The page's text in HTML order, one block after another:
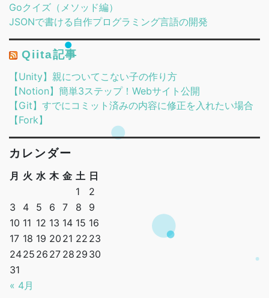
Goクイズ（メソッド編）
JSONで書ける自作プログラミング言語の開発
Qiita記事
【Unity】親についてこない子の作り方
【Notion】簡単3ステップ！Webサイト公開
【Git】すでにコミット済みの内容に修正を入れたい場合
【Fork】
カレンダー
月 火 水 木 金 土 日
« 4月
1
2
3
4 5 6 7 8
9
10 11 12 13 14 15 16
17 18 19 20 21 22 23
2425 26 27 28 29 30
31